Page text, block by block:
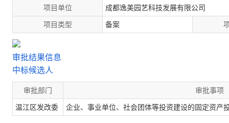
项目单位 成都逸美园艺科技发展有限公司
项目类型 备案
审批结果信息
中标候选人
审批部门 审批事项
温江区发改委 企业、事业单位、社会团体等投资建设的固定资产